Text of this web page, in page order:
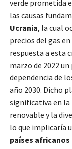
verde prometida
las causas
Ucrania, la cual
precios del gas
respuesta a esta
marzo de 2022
dependencia de
año 2030. Dicho
significativa en la
renovable y la
lo que implicaría
países africanos